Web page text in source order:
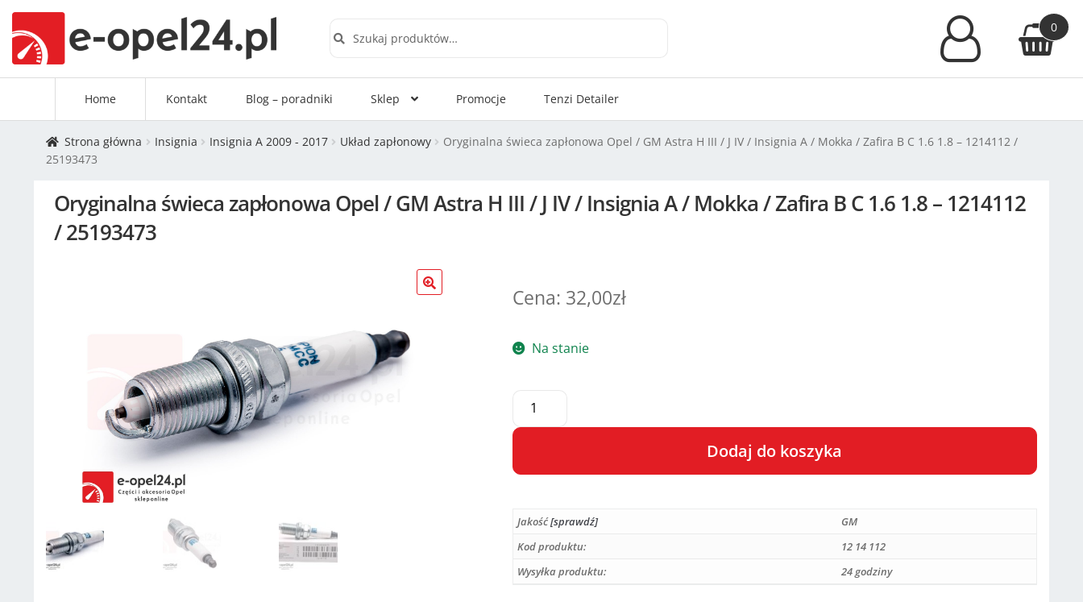
0
Home Kontakt Blog – poradniki Sklep Promocje Tenzi Detailer
Strona główna Insignia Insignia A 2009 - 2017 Układ zapłonowy
Oryginalna świeca zapłonowa Opel / GM Astra H III / J IV / Insignia A / Mokka / Zafira B C 1.6 1.8 – 1214112 /
25193473
Oryginalna świeca zapłonowa Opel / GM Astra H III / J IV / Insignia A / Mokka / Zafira B C 1.6 1.8 – 1214112
/ 25193473
32,00zł
Na stanie
Dodaj do koszyka
t
e
Jakość[sprawdź]
GM
Kod produktu:
12 14 112
Wysyłka produktu:
24 godziny